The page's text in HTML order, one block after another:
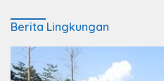
Berita Lingkungan